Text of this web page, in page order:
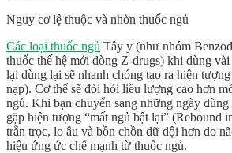
Nguy cơ lệ thuộc và nhờn thuốc ngủ
Các loại thuốc ngủ Tây y (như nhóm
thuốc thế hệ mới dòng Z-drugs) khi dùng
lại dùng lại sẽ nhanh chóng tạo ra hiện
nạp). Cơ thể sẽ đòi hỏi liều lượng cao hơn
ngủ. Khi bạn chuyển sang những ngày dùng
gặp hiện tượng “mất ngủ bật lại” (Rebound
trằn trọc, lo âu và bồn chồn dữ dội hơn do
hiệu ứng ức chế mạnh từ thuốc ngủ.